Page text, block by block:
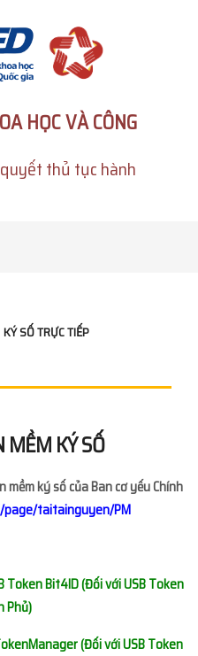
HỌC VÀ CÔNG
thủ tục hành
KÝ SỐ TRỰC TIẾP
KÝ SỐ
ký số của Ban cơ yếu Chính
page/taitainguyen/PM
Token Bit4ID (Đối với USB Token
Phủ)
(Đối với USB Token